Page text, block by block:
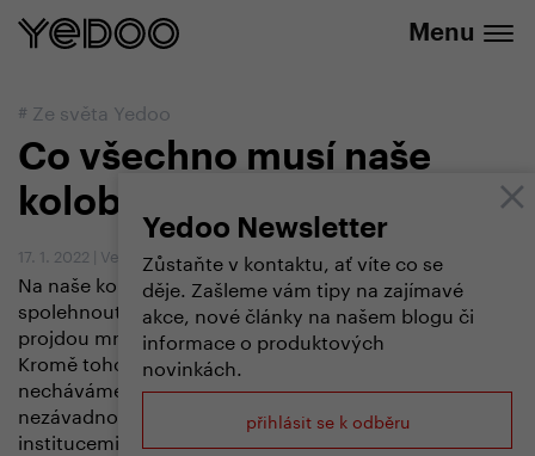
Menu
Yedoo Newsletter
Zůstaňte v kontaktu, ať víte co se
děje. Zašleme vám tipy na zajímavé
akce, nové články na našem blogu či
informace o produktových
novinkách.
přihlásit se k odběru
# Ze světa Yedoo
Co všechno musí naše
koloběžky vydržet?
17. 1. 2022 Vendula Kosíková
Na naše koloběžky a odrážedla se můžete plně
spolehnout. Než se dostanou k vám zákazníkům,
projdou mnohými testy a zátěžovými zkouškami.
Kromě toho, že je sami průběžně testujeme,
necháváme jejich bezpečnost, kvalitu a zdravotní
nezávadnost pravidelně prověřovat nezávislými
institucemi. O jaké testy jde a co všechno posuzují?